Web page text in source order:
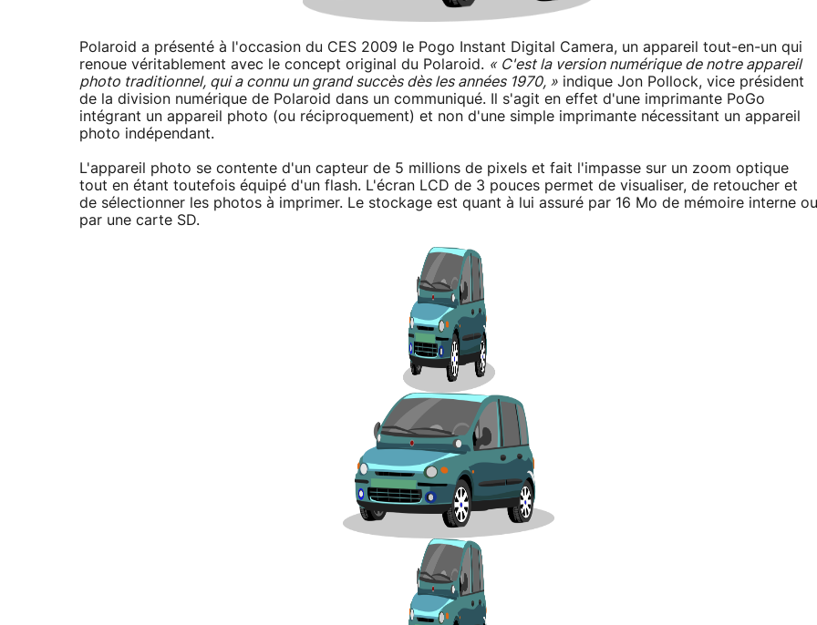
Polaroid a présenté à l'occasion du CES 2009 le Pogo Instant Digital Camera, un appareil tout-en-un qui
renoue véritablement avec le concept original du Polaroid. « C'est la version numérique de notre appareil
photo traditionnel, qui a connu un grand succès dès les années 1970, » indique Jon Pollock, vice président
de la division numérique de Polaroid dans un communiqué. Il s'agit en effet d'une imprimante PoGo
intégrant un appareil photo (ou réciproquement) et non d'une simple imprimante nécessitant un appareil
photo indépendant.
L'appareil photo se contente d'un capteur de 5 millions de pixels et fait l'impasse sur un zoom optique
tout en étant toutefois équipé d'un flash. L'écran LCD de 3 pouces permet de visualiser, de retoucher et
de sélectionner les photos à imprimer. Le stockage est quant à lui assuré par 16 Mo de mémoire interne ou
par une carte SD.